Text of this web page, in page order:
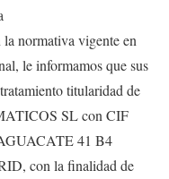
normativa vigente en
le informamos que sus
titularidad de
SL con CIF
41 B4
con la finalidad de